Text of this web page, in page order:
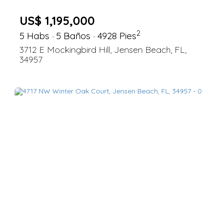
US$ 1,195,000
5 Habs - 5 Baños - 4928 Pies2
3712 E Mockingbird Hill, Jensen Beach, FL,
34957